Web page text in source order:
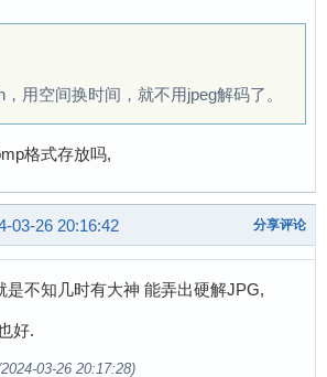
用空间换时间，就不用jpeg解码了。
格式存放吗,
03-26 20:16:42 分享评论
是不知几时有大神 能弄出硬解JPG,
好.
03-26 20:17:28)